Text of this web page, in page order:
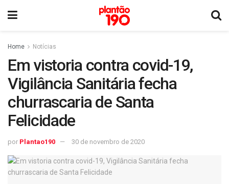
Home Notícias
Em vistoria contra covid-19,
Vigilância Sanitária fecha
churrascaria de Santa
Felicidade
por Plantao190 30 de novembro de 2020